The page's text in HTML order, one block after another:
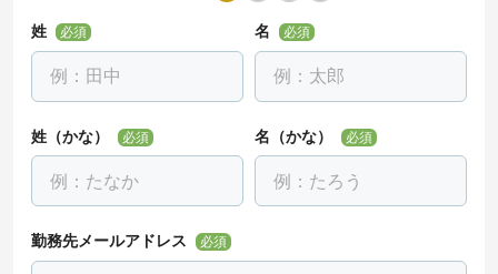
姓 必須 名 必須
姓（かな） 必須 名（かな） 必須
勤務先メールアドレス 必須